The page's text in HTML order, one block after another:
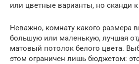
или цветные варианты, но сканди
Неважно, комнату какого размера
большую или маленькую, лучшая
матовый потолок белого цвета.
этом ограничен лишь бюджетом: